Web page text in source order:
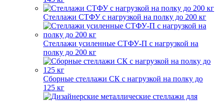
Стеллажи СТФУ с нагрузкой на полку до 200 кг
Стеллажи усиленные СТФУ-П с нагрузкой на
полку до 200 кг
Сборные стеллажи СК с нагрузкой на полку до
125 кг